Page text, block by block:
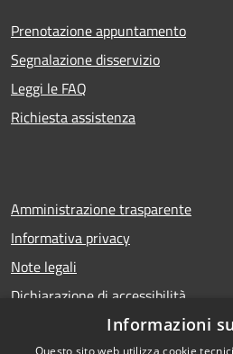
Prenotazione appuntamento
Segnalazione disservizio
Leggi le FAQ
Richiesta assistenza
Amministrazione trasparente
Informativa privacy
Note legali
Dichiarazione di accessibilità
Informazioni
Questo sito web utilizza cookie